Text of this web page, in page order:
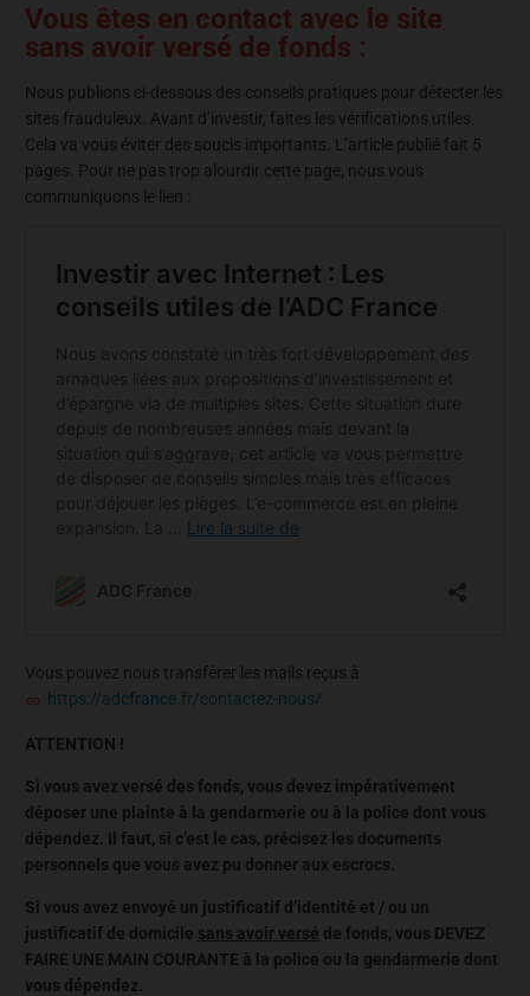
Vous êtes en contact avec le site
sans avoir versé de fonds :
Nous publions ci-dessous des conseils pratiques pour détecter les
sites frauduleux. Avant d’investir, faites les vérifications utiles.
Cela va vous éviter des soucis importants. L’article publié fait 5
pages. Pour ne pas trop alourdir cette page, nous vous
communiquons le lien :
Vous pouvez nous transférer les mails reçus à
https://adcfrance.fr/contactez-nous/
ATTENTION !
Si vous avez versé des fonds, vous devez impérativement
déposer une plainte à la gendarmerie ou à la police dont vous
dépendez. Il faut, si c’est le cas, précisez les documents
personnels que vous avez pu donner aux escrocs.
Si vous avez envoyé un justificatif d’identité et / ou un
justificatif de domicile sans avoir versé de fonds, vous DEVEZ
FAIRE UNE MAIN COURANTE à la police ou la gendarmerie dont
vous dépendez.